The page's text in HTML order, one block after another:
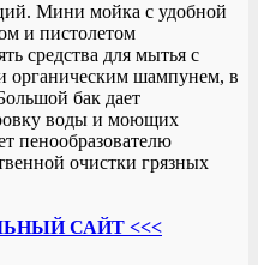
Мини мойка с удобной
и пистолетом
средства для мытья с
органическим шампунем, в
бак дает
воды и моющих
пенообразователю
очистки грязных
САЙТ <<<